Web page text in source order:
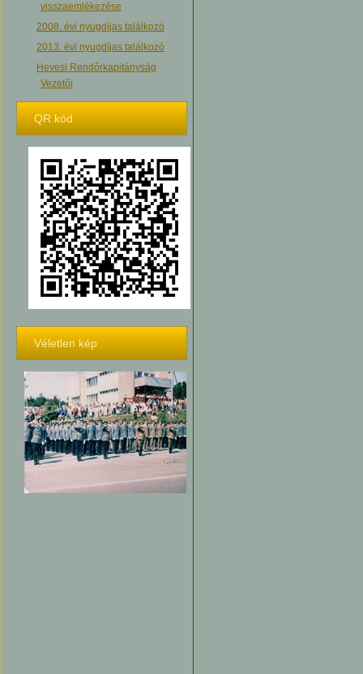
visszaemlékezése
2008. évi nyugdíjas találkozó
2013. évi nyugdíjas találkozó
Hevesi Rendőrkapitányság
Vezetői
QR kód
Véletlen kép